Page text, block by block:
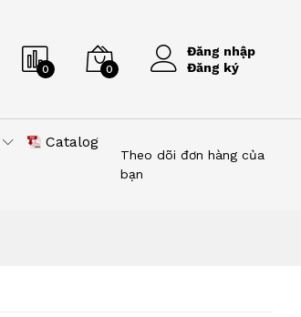
0 0
Đăng nhập
Đăng ký
Catalog
Theo dõi đơn hàng của
bạn